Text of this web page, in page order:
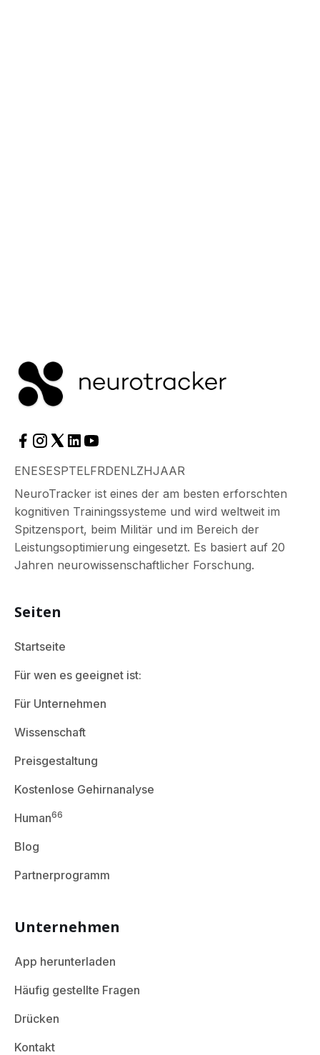
ENESESPTELFRDENLZHJAAR
NeuroTracker ist eines der am besten erforschten
kognitiven Trainingssysteme und wird weltweit im
Spitzensport, beim Militär und im Bereich der
Leistungsoptimierung eingesetzt. Es basiert auf 20
Jahren neurowissenschaftlicher Forschung.
Seiten
Startseite
Für wen es geeignet ist:
Für Unternehmen
Wissenschaft
Preisgestaltung
Kostenlose Gehirnanalyse
Human66
Blog
Partnerprogramm
Unternehmen
App herunterladen
Häufig gestellte Fragen
Drücken
Kontakt